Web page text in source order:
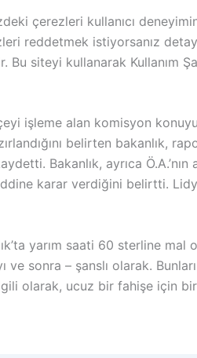
çerezleri kullanıcı
reddetmek istiyorsanız
Bu siteyi kullanarak Kullanım
işleme alan komisyon
belirten bakanlık,
Bakanlık, ayrıca Ö.A.’nın
karar verdiğini belirtti.
yarım saati 60 sterline mal
sonra – şanslı olarak.
olarak, ucuz bir fahişe için